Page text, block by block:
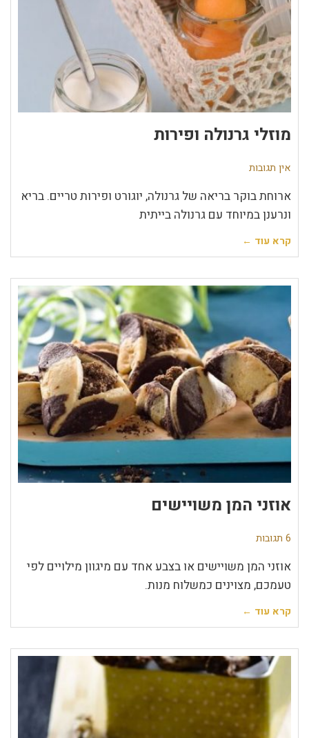
מוזלי גרנולה ופירות
אין תגובות
ארוחת בוקר בריאה של גרנולה, יוגורט ופירות טריים. בריא
ונרענן במיוחד עם גרנולה בייתית
קרא עוד ←
אוזני המן משויישים
6 תגובות
אוזני המן משויישים או בצבע אחד עם מיגוון מילויים לפי
טעמכם, מצוינים כמשלוח מנות.
קרא עוד ←